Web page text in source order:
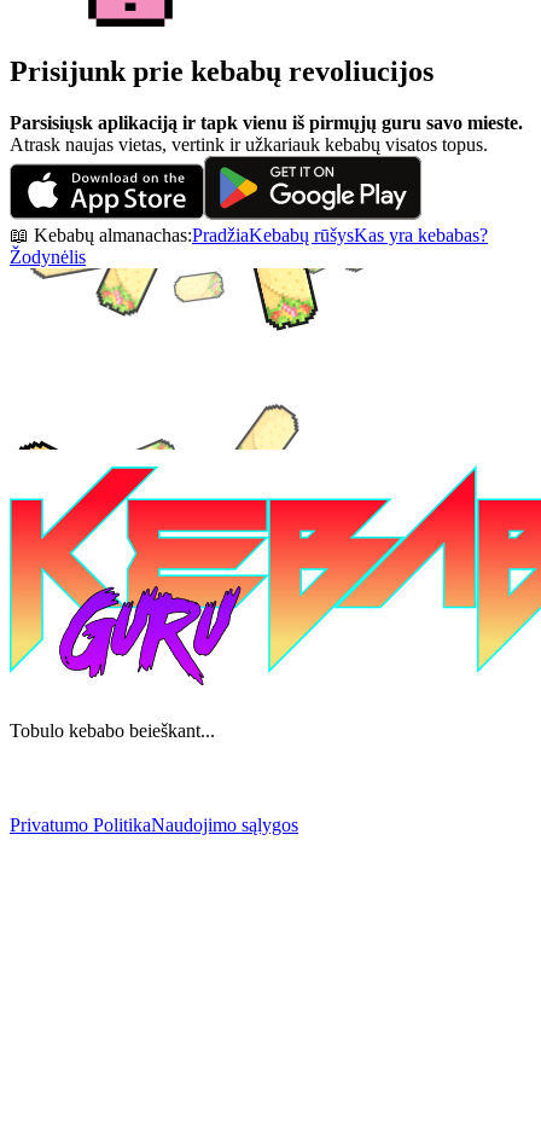
Prisijunk prie kebabų revoliucijos
Parsisiųsk aplikaciją ir tapk vienu iš pirmųjų guru savo mieste.
Atrask naujas vietas, vertink ir užkariauk kebabų visatos topus.
📖 Kebabų almanachas:PradžiaKebabų rūšysKas yra kebabas?
Žodynėlis
Tobulo kebabo beieškant...
Privatumo PolitikaNaudojimo sąlygos